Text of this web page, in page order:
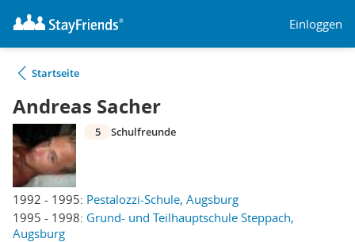
Einloggen
Startseite
Andreas Sacher
1992 - 1995: Pestalozzi-Schule, Augsburg
1995 - 1998: Grund- und Teilhauptschule Steppach,
Augsburg
5 Schulfreunde